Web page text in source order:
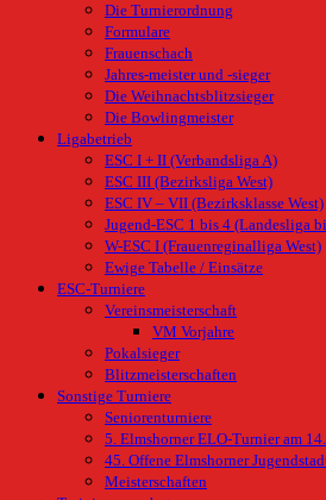
Die Turnierordnung
Formulare
Frauenschach
Jahres-meister und -sieger
Die Weihnachtsblitzsieger
Die Bowlingmeister
Ligabetrieb
ESC I + II (Verbandsliga A)
ESC III (Bezirksliga West)
ESC IV – VII (Bezirksklasse West)
Jugend-ESC 1 bis 4 (Landesliga
W-ESC I (Frauenreginalliga West)
Ewige Tabelle / Einsätze
ESC-Turniere
Vereinsmeisterschaft
VM Vorjahre
Pokalsieger
Blitzmeisterschaften
Sonstige Turniere
Seniorenturniere
5. Elmshorner ELO-Turnier am
45. Offene Elmshorner
Meisterschaften